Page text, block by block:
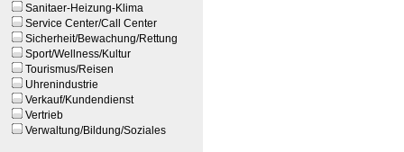
Sanitaer-Heizung-Klima
Service Center/Call Center
Sicherheit/Bewachung/Rettung
Sport/Wellness/Kultur
Tourismus/Reisen
Uhrenindustrie
Verkauf/Kundendienst
Vertrieb
Verwaltung/Bildung/Soziales